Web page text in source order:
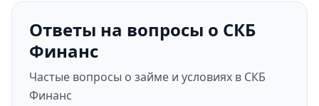
Ответы на вопросы о СКБ
Финанс
Частые вопросы о займе и условиях в СКБ
Финанс